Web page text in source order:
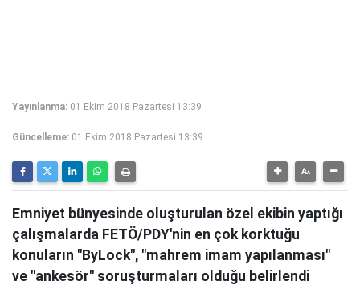
Yayınlanma: 01 Ekim 2018 Pazartesi 13:39
Güncelleme: 01 Ekim 2018 Pazartesi 13:39
Emniyet bünyesinde oluşturulan özel ekibin yaptığı
çalışmalarda FETÖ/PDY'nin en çok korktuğu
konuların "ByLock", "mahrem imam yapılanması"
ve "ankesör" soruşturmaları olduğu belirlendi